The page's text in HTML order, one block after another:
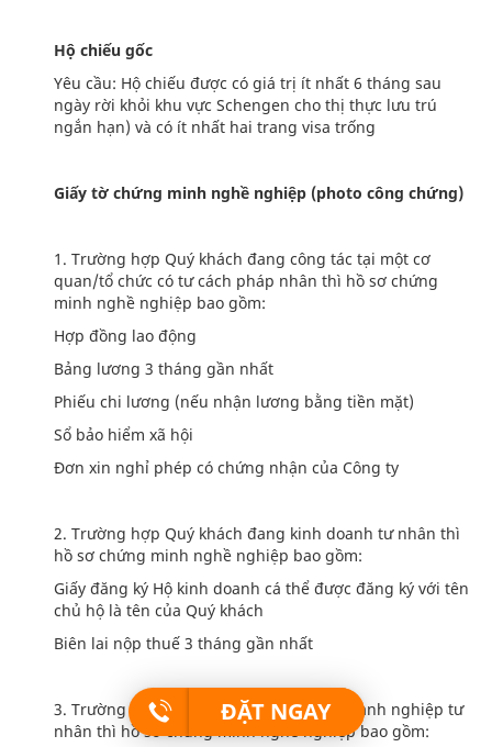
ĐẶT NGAY
Hộ chiếu gốc
Yêu cầu: Hộ chiếu được có giá trị ít nhất 6 tháng sau
ngày rời khỏi khu vực Schengen cho thị thực lưu trú
ngắn hạn) và có ít nhất hai trang visa trống
Giấy tờ chứng minh nghề nghiệp (photo công chứng)
1. Trường hợp Quý khách đang công tác tại một cơ
quan/tổ chức có tư cách pháp nhân thì hồ sơ chứng
minh nghề nghiệp bao gồm:
Hợp đồng lao động
Bảng lương 3 tháng gần nhất
Phiếu chi lương (nếu nhận lương bằng tiền mặt)
Sổ bảo hiểm xã hội
Đơn xin nghỉ phép có chứng nhận của Công ty
2. Trường hợp Quý khách đang kinh doanh tư nhân thì
hồ sơ chứng minh nghề nghiệp bao gồm:
Giấy đăng ký Hộ kinh doanh cá thể được đăng ký với tên
chủ hộ là tên của Quý khách
Biên lai nộp thuế 3 tháng gần nhất
3. Trường hợp Quý khách là Giám đốc Doanh nghiệp tư
nhân thì hồ sơ chứng mình nghề nghiệp bao gồm: